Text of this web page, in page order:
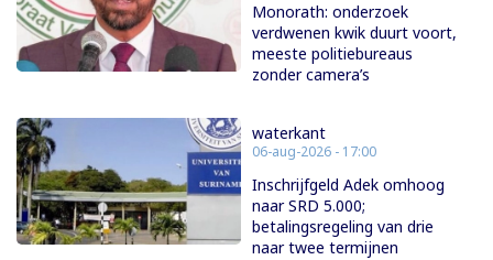
Monorath: onderzoek
verdwenen kwik duurt voort,
meeste politiebureaus
zonder camera’s
waterkant
06-aug-2026 - 17:00
Inschrijfgeld Adek omhoog
naar SRD 5.000;
betalingsregeling van drie
naar twee termijnen